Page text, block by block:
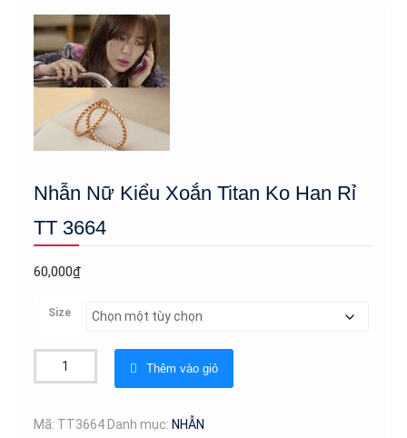
Nhẫn Nữ Kiểu Xoắn Titan Ko Han Rỉ
TT 3664
60,000₫
Size
Nữ
Xoắn
Thêm vào giỏ
Mã: TT3664 Danh mục: NHẪN